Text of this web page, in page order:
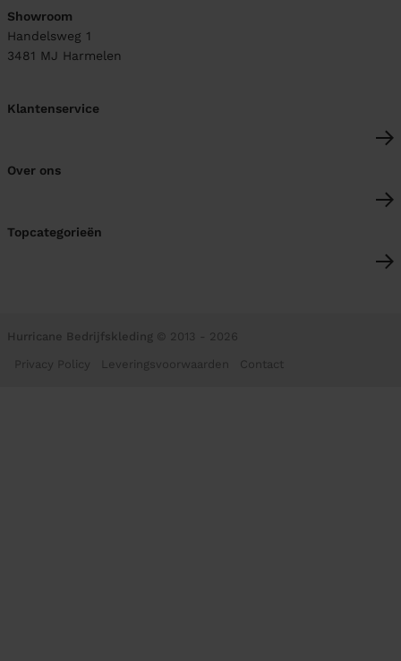
Showroom
Handelsweg 1
3481 MJ Harmelen
Klantenservice
Over ons
Topcategorieën
Hurricane Bedrijfskleding © 2013 - 2026
Privacy Policy Leveringsvoorwaarden Contact